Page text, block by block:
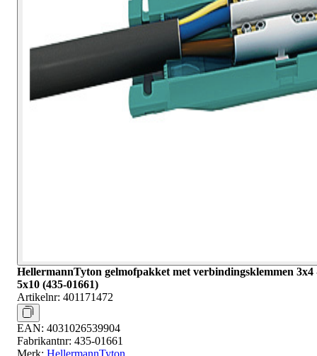
HellermannTyton gelmofpakket met verbindingsklemmen 3x4
5x10 (435-01661)
Artikelnr: 401171472
EAN: 4031026539904
Fabrikantnr: 435-01661
Merk: HellermannTyton